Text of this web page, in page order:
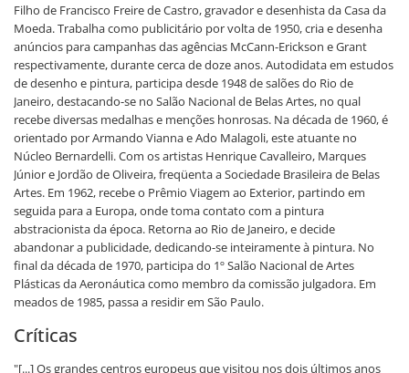
Filho de Francisco Freire de Castro, gravador e desenhista da Casa da
Moeda. Trabalha como publicitário por volta de 1950, cria e desenha
anúncios para campanhas das agências McCann-Erickson e Grant
respectivamente, durante cerca de doze anos. Autodidata em estudos
de desenho e pintura, participa desde 1948 de salões do Rio de
Janeiro, destacando-se no Salão Nacional de Belas Artes, no qual
recebe diversas medalhas e menções honrosas. Na década de 1960, é
orientado por Armando Vianna e Ado Malagoli, este atuante no
Núcleo Bernardelli. Com os artistas Henrique Cavalleiro, Marques
Júnior e Jordão de Oliveira, freqüenta a Sociedade Brasileira de Belas
Artes. Em 1962, recebe o Prêmio Viagem ao Exterior, partindo em
seguida para a Europa, onde toma contato com a pintura
abstracionista da época. Retorna ao Rio de Janeiro, e decide
abandonar a publicidade, dedicando-se inteiramente à pintura. No
final da década de 1970, participa do 1º Salão Nacional de Artes
Plásticas da Aeronáutica como membro da comissão julgadora. Em
meados de 1985, passa a residir em São Paulo.
Críticas
"[...] Os grandes centros europeus que visitou nos dois últimos anos